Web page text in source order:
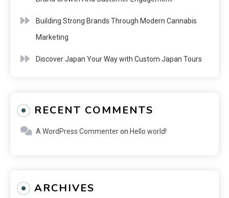
Building Strong Brands Through Modern Cannabis
Marketing
Discover Japan Your Way with Custom Japan Tours
RECENT COMMENTS
A WordPress Commenteron Hello world!
ARCHIVES